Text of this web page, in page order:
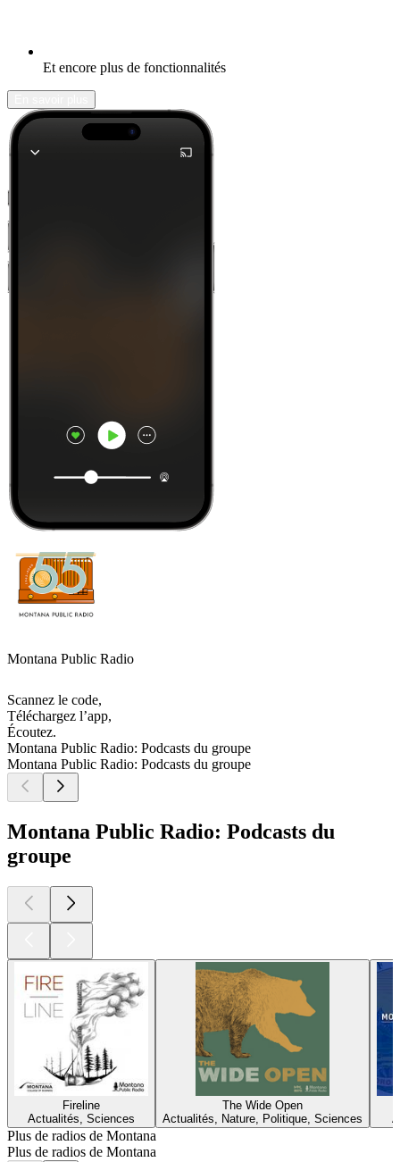
Et encore plus de fonctionnalités
Montana Public Radio
Scannez le code,
Téléchargez l’app,
Écoutez.
Montana Public Radio: Podcasts du groupe
Montana Public Radio: Podcasts du groupe
Montana Public Radio: Podcasts du
groupe
Fireline
Actualités, Sciences
The Wide Open
Actualités, Nature, Politique, Sciences
Plus de radios de Montana
Plus de radios de Montana